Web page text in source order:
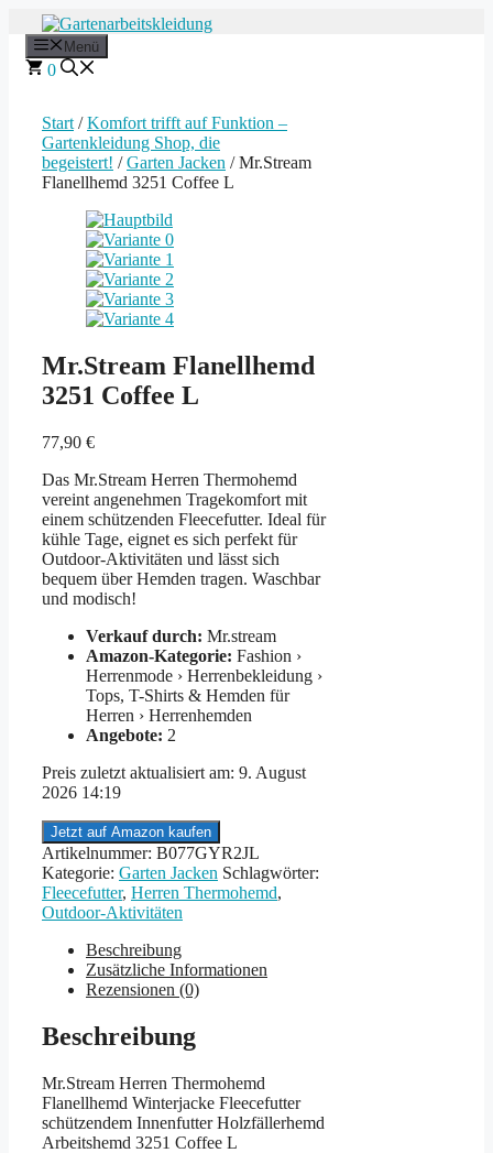
Inhalt
springen
Menü
0
Start /Komfort trifft auf Funktion –
Gartenkleidung Shop, die
begeistert! /Garten Jacken / Mr.Stream
Flanellhemd 3251 Coffee L
Mr.Stream Flanellhemd
3251 Coffee L
77,90 €
Das Mr.Stream Herren Thermohemd
vereint angenehmen Tragekomfort mit
einem schützenden Fleecefutter. Ideal für
kühle Tage, eignet es sich perfekt für
Outdoor-Aktivitäten und lässt sich
bequem über Hemden tragen. Waschbar
und modisch!
Verkauf durch: Mr.stream
Amazon-Kategorie: Fashion ›
Herrenmode › Herrenbekleidung ›
Tops, T-Shirts & Hemden für
Herren › Herrenhemden
Angebote: 2
Preis zuletzt aktualisiert am: 9. August
2026 14:19
Jetzt auf Amazon kaufen
Artikelnummer: B077GYR2JL
Kategorie: Garten Jacken Schlagwörter:
Fleecefutter, Herren Thermohemd,
Outdoor-Aktivitäten
Beschreibung
Zusätzliche Informationen
Rezensionen (0)
Beschreibung
Mr.Stream Herren Thermohemd
Flanellhemd Winterjacke Fleecefutter
schützendem Innenfutter Holzfällerhemd
Arbeitshemd 3251 Coffee L